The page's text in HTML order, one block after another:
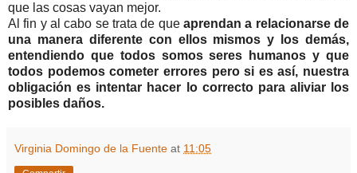
que las cosas vayan mejor.
Al fin y al cabo se trata de que aprendan a relacionarse de
una manera diferente con ellos mismos y los demás,
entendiendo que todos somos seres humanos y que
todos podemos cometer errores pero si es así, nuestra
obligación es intentar hacer lo correcto para aliviar los
posibles daños.
Virginia Domingo de la Fuente at 11:05